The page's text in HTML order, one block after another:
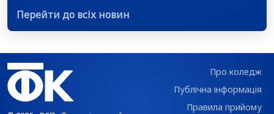
Перейти до всіх новин
Про коледж
Публічна інформація
Правила прийому